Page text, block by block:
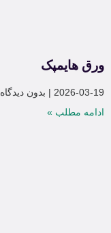
ورق هایمپک
2026-03-19
بدون دیدگاه
ادامه مطلب »